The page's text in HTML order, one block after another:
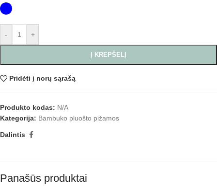
- +
Į KREPŠELĮ
Pridėti į norų sąrašą
Produkto kodas: N/A
Kategorija: Bambuko pluošto pižamos
Dalintis
Panašūs produktai